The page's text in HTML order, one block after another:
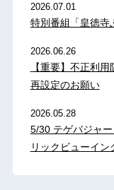
2026.07.01
特別番組「皇徳寺
2026.06.26
【重要】不正利
再設定のお願い
2026.05.28
5/30 テゲバジャ
リックビューイン